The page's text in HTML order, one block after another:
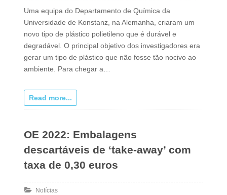
Uma equipa do Departamento de Química da
Universidade de Konstanz, na Alemanha, criaram um
novo tipo de plástico polietileno que é durável e
degradável. O principal objetivo dos investigadores era
gerar um tipo de plástico que não fosse tão nocivo ao
ambiente. Para chegar a…
Read more...
OE 2022: Embalagens
descartáveis de ‘take-away’ com
taxa de 0,30 euros
Notícias